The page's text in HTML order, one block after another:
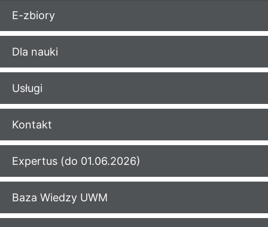
E-zbiory
Dla nauki
Usługi
Kontakt
Expertus (do 01.06.2026)
Baza Wiedzy UWM